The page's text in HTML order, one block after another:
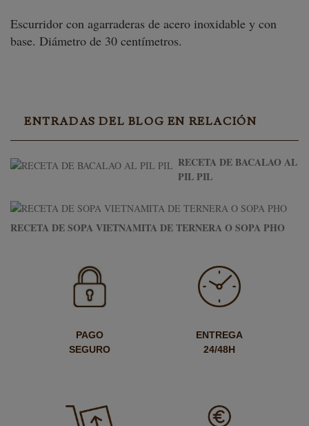
Escurridor con agarraderas de acero inoxidable y con
base. Diámetro de 30 centímetros.
ENTRADAS DEL BLOG EN RELACIÓN
RECETA DE BACALAO AL
PIL PIL
RECETA DE SOPA VIETNAMITA DE TERNERA O SOPA PHO
PAGO
SEGURO
ENTREGA
24/48H